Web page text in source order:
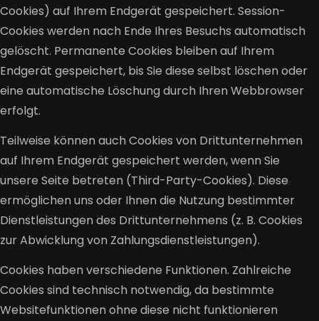
Cookies) auf Ihrem Endgerät gespeichert. Session-
Cookies werden nach Ende Ihres Besuchs automatisch
gelöscht. Permanente Cookies bleiben auf Ihrem
Endgerät gespeichert, bis Sie diese selbst löschen oder
eine automatische Löschung durch Ihren Webbrowser
erfolgt.
Teilweise können auch Cookies von Drittunternehmen
auf Ihrem Endgerät gespeichert werden, wenn Sie
unsere Seite betreten (Third-Party-Cookies). Diese
ermöglichen uns oder Ihnen die Nutzung bestimmter
Dienstleistungen des Drittunternehmens (z. B. Cookies
zur Abwicklung von Zahlungsdienstleistungen).
Cookies haben verschiedene Funktionen. Zahlreiche
Cookies sind technisch notwendig, da bestimmte
Websitefunktionen ohne diese nicht funktionieren